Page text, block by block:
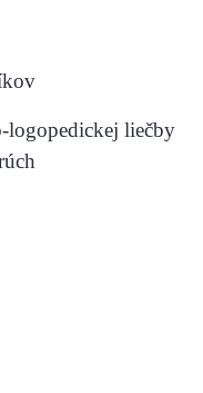
liečby